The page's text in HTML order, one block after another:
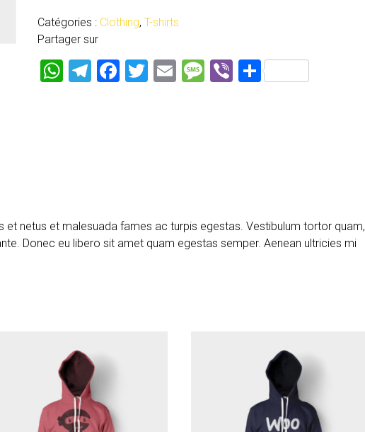
Woo
Ninja
Catégories : Clothing, T-shirts
Partager sur
W T F T E M Vi P
et netus et malesuada fames ac turpis egestas. Vestibulum tortor quam,
Donec eu libero sit amet quam egestas semper. Aenean ultricies mi